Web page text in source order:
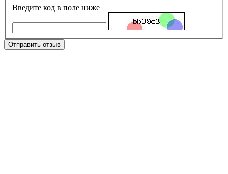
Введите код в поле ниже
Отправить отзыв